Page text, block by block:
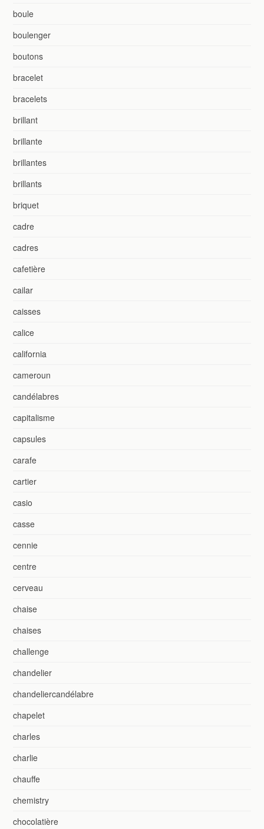
boule
boulenger
boutons
bracelet
bracelets
brillant
brillante
brillantes
brillants
briquet
cadre
cadres
cafetière
cailar
caisses
calice
california
cameroun
candélabres
capitalisme
capsules
carafe
cartier
casio
casse
cennie
centre
cerveau
chaise
chaises
challenge
chandelier
chandeliercandélabre
chapelet
charles
charlie
chauffe
chemistry
chocolatière